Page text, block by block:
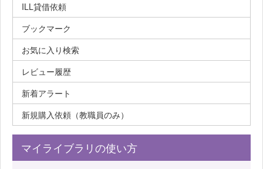
ILL貸借依頼
ブックマーク
お気に入り検索
レビュー履歴
新着アラート
新規購入依頼（教職員のみ）
マイライブラリの使い方